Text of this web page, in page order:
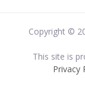
Copyright ©
This site is
Privacy